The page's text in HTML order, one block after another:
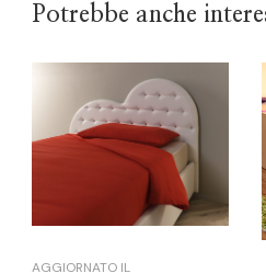
Potrebbe anche
AGGIORNATO IL